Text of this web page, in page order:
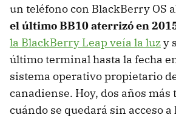
un teléfono con BlackBerry OS
el último BB10 aterrizó en
la BlackBerry Leap veía la luzy
último terminal hasta la fecha
sistema operativo propietario
canadiense. Hoy, dos años más
cuándo se quedará sin acceso